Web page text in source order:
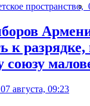
пространство,
к разрядке,
союзу
07 августа, 09:23